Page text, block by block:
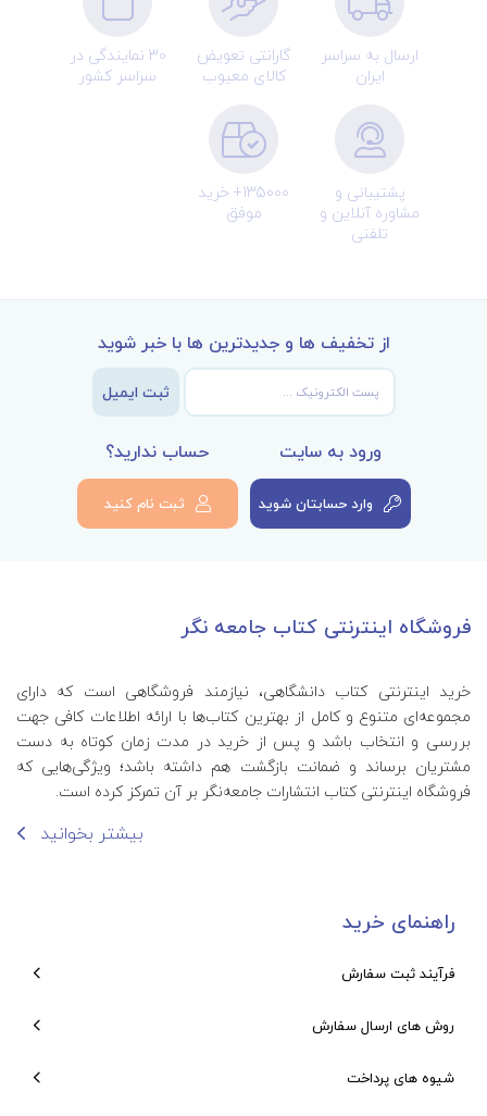
ارسال به سراسر
ایران
گارانتی تعویض
کالای معیوب
30 نمایندگی در
سراسر کشور
پشتیبانی و
مشاوره آنلاین و
تلفنی
135000+ خرید
موفق
از تخفیف ها و جدیدترین ها با خبر شوید
ثبت ایمیل
ورود به سایت
وارد حسابتان شوید
حساب ندارید؟
ثبت نام کنید
فروشگاه اینترنتی کتاب جامعه نگر
خرید اینترنتی کتاب‌ دانشگاهی، نیازمند فروشگاهی است که دارای
مجموعه‌ای متنوع و کامل از بهترین کتاب‌ها با ارائه اطلاعات کافی جهت
بررسی و انتخاب باشد و پس از خرید در مدت زمان کوتاه به دست
مشتریان برساند و ضمانت بازگشت هم داشته باشد؛ ویژگی‌هایی که
فروشگاه اینترنتی کتاب انتشارات جامعه‌نگر بر آن تمرکز کرده است.
بیشتر بخوانید
راهنمای خرید
فرآیند ثبت سفارش
روش های ارسال سفارش
شیوه های پرداخت